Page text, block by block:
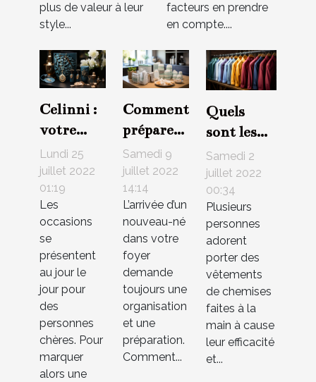
plus de valeur à leur
style...
facteurs en prendre
en compte....
Celinni :
votre
maison de
bijou
adéquat
Lundi 25
juillet 2022
01:19
Les
occasions
se
présentent
au jour le
jour pour
des
personnes
chères. Pour
marquer
alors une
Comment
préparer
l’arrivée
de votre
bébé ?
Samedi 9
juillet 2022
14:14
L’arrivée d’un
nouveau-né
dans votre
foyer
demande
toujours une
organisation
et une
préparation.
Comment...
Quels
sont les
avantages
des
vêtements
de
chemises
fabriqués
à la main ?
Samedi 2
juillet 2022
00:34
Plusieurs
personnes
adorent
porter des
vêtements
de chemises
faites à la
main à cause
leur efficacité
et...